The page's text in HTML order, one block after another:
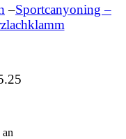
–Sportcanyoning –
an